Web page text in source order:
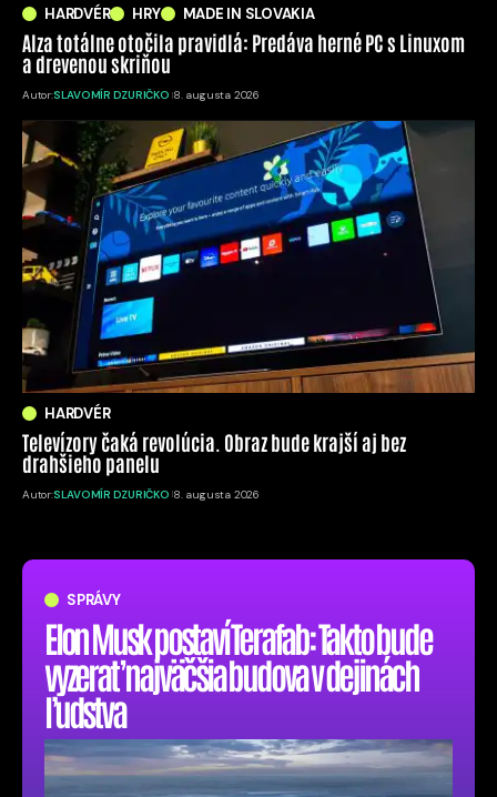
SPRÁVY
Elon Musk postaví Terafab: Takto bude
vyzerať najväčšia budova v dejinách
ľudstva
HARDVÉR HRY MADE IN SLOVAKIA
Alza totálne otočila pravidlá: Predáva herné PC s Linuxom
a drevenou skriňou
Autor:SLAVOMÍR DZURIČKO 8. augusta 2026
HARDVÉR
Televízory čaká revolúcia. Obraz bude krajší aj bez
drahšieho panelu
Autor:SLAVOMÍR DZURIČKO 8. augusta 2026